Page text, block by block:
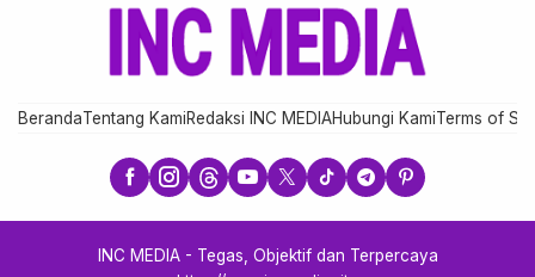
BerandaTentang KamiRedaksi INC MEDIAHubungi KamiTerms of
INC MEDIA - Tegas, Objektif dan Terpercaya